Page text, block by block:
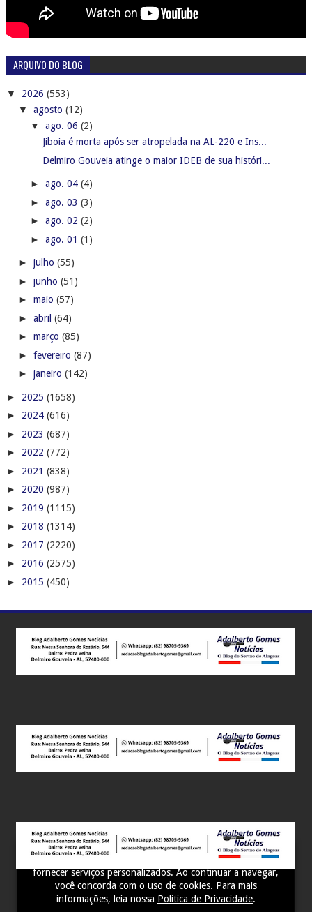
Este site utiliza cookies para melhorar sua experiência e
fornecer serviços personalizados. Ao continuar a navegar,
você concorda com o uso de cookies. Para mais
informações, leia nossa Política de Privacidade.
ARQUIVO DO BLOG
▼ 2026 (553)
▼ agosto (12)
▼ ago. 06 (2)
Jiboia é morta após ser atropelada na AL-220 e Ins...
Delmiro Gouveia atinge o maior IDEB de sua históri...
► ago. 04 (4)
► ago. 03 (3)
► ago. 02 (2)
► ago. 01 (1)
► julho (55)
► junho (51)
► maio (57)
► abril (64)
► março (85)
► fevereiro (87)
► janeiro (142)
► 2025 (1658)
► 2024 (616)
► 2023 (687)
► 2022 (772)
► 2021 (838)
► 2020 (987)
► 2019 (1115)
► 2018 (1314)
► 2017 (2220)
► 2016 (2575)
► 2015 (450)